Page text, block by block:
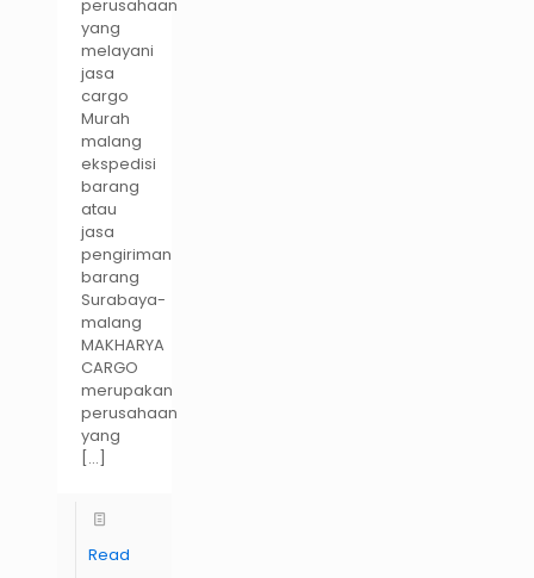
perusahaan
yang
melayani
jasa
cargo
Murah
malang
ekspedisi
barang
atau
jasa
pengiriman
barang
Surabaya-
malang
MAKHARYA
CARGO
merupakan
perusahaan
yang
[…]
Read